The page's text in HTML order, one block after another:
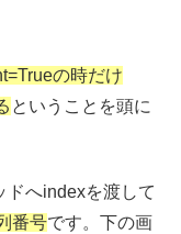
の時だけ
ということを頭に
ドへindexを渡して
番号です。下の画